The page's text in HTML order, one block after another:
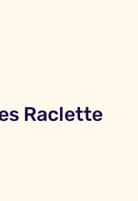
Raclette